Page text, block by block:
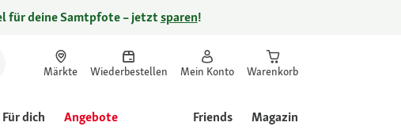
für deine Samtpfote – jetztsparen!
Märkte Wiederbestellen Mein Konto Warenkorb
Für dich Angebote Friends Magazin